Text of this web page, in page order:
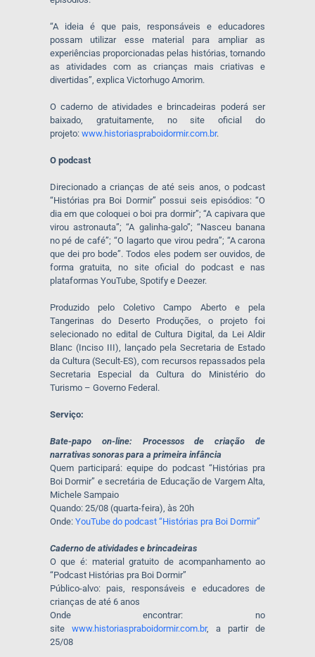
“A ideia é que pais, responsáveis e educadores
possam utilizar esse material para ampliar as
experiências proporcionadas pelas histórias, tornando
as atividades com as crianças mais criativas e
divertidas”, explica Victorhugo Amorim.
O caderno de atividades e brincadeiras poderá ser
baixado, gratuitamente, no site oficial do
projeto: www.historiaspraboidormir.com.br.
O podcast
Direcionado a crianças de até seis anos, o podcast
“Histórias pra Boi Dormir” possui seis episódios: “O
dia em que coloquei o boi pra dormir”; “A capivara que
virou astronauta”; “A galinha-galo”; “Nasceu banana
no pé de café”; “O lagarto que virou pedra”; “A carona
que dei pro bode”. Todos eles podem ser ouvidos, de
forma gratuita, no site oficial do podcast e nas
plataformas YouTube, Spotify e Deezer.
Produzido pelo Coletivo Campo Aberto e pela
Tangerinas do Deserto Produções, o projeto foi
selecionado no edital de Cultura Digital, da Lei Aldir
Blanc (Inciso III), lançado pela Secretaria de Estado
da Cultura (Secult-ES), com recursos repassados pela
Secretaria Especial da Cultura do Ministério do
Turismo – Governo Federal.
Serviço:
Bate-papo on-line: Processos de criação de
narrativas sonoras para a primeira infância
Quem participará: equipe do podcast “Histórias pra
Boi Dormir” e secretária de Educação de Vargem Alta,
Michele Sampaio
Quando: 25/08 (quarta-feira), às 20h
Onde: YouTube do podcast “Histórias pra Boi Dormir”
Caderno de atividades e brincadeiras
O que é: material gratuito de acompanhamento ao
“Podcast Histórias pra Boi Dormir”
Público-alvo: pais, responsáveis e educadores de
crianças de até 6 anos
Onde encontrar: no
site www.historiaspraboidormir.com.br, a partir de
25/08